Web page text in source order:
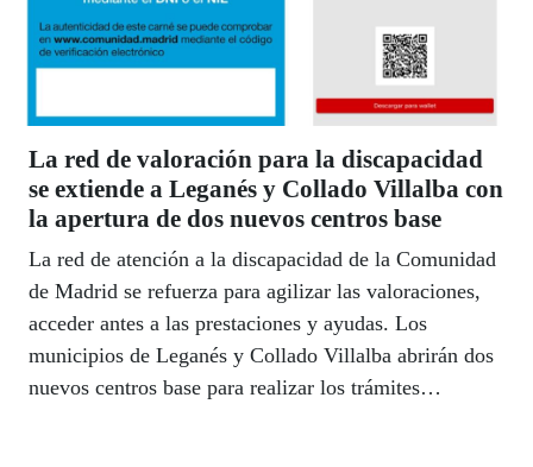
La red de valoración para la discapacidad
se extiende a Leganés y Collado Villalba con
la apertura de dos nuevos centros base
La red de atención a la discapacidad de la Comunidad
de Madrid se refuerza para agilizar las valoraciones,
acceder antes a las prestaciones y ayudas. Los
municipios de Leganés y Collado Villalba abrirán dos
nuevos centros base para realizar los trámites